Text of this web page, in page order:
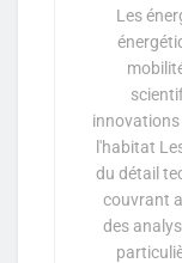
Les
l'habitat
du détail
couvrant
des